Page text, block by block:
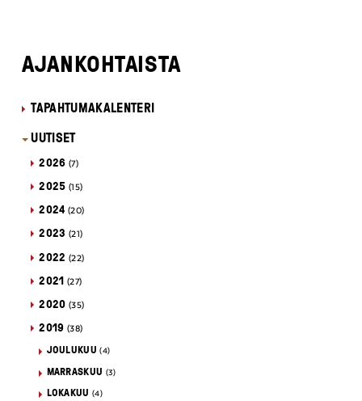
AJANKOHTAISTA
TAPAHTUMAKALENTERI
UUTISET
2026 (7)
2025 (15)
2024 (20)
2023 (21)
2022 (22)
2021 (27)
2020 (35)
2019 (38)
JOULUKUU (4)
MARRASKUU (3)
LOKAKUU (4)